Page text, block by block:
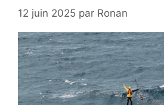
12 juin 2025 par Ronan